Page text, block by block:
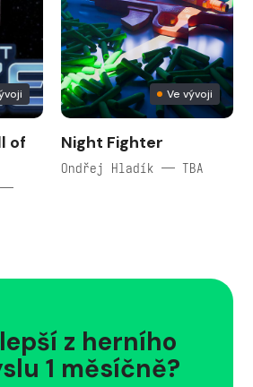
of
—
Ve vývoji
Night Fighter
Ondřej Hladík — TBA
z herního
1 měsíčně?